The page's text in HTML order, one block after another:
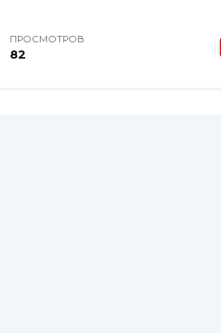
ПРОСМОТРОВ
82